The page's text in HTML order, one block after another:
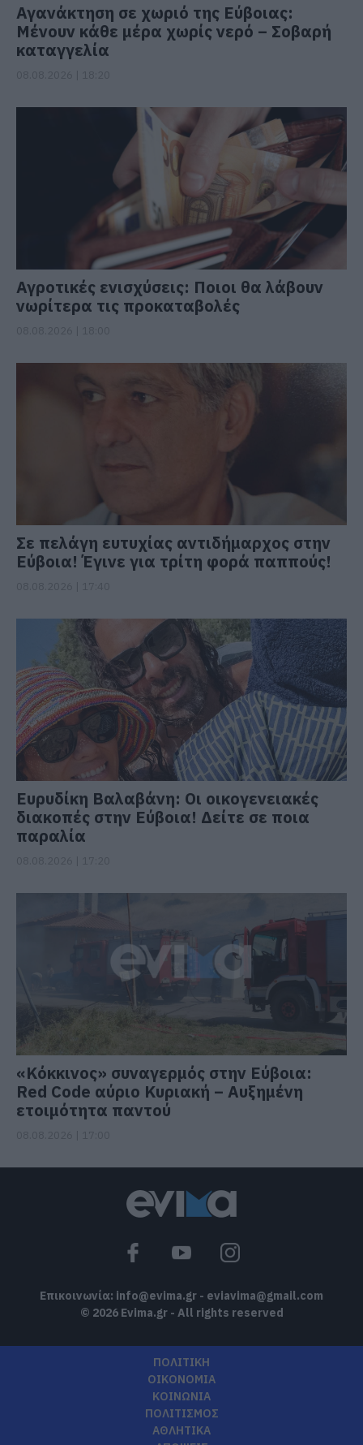
Αγανάκτηση σε χωριό της Εύβοιας:
Μένουν κάθε μέρα χωρίς νερό – Σοβαρή
καταγγελία
Αγροτικές ενισχύσεις: Ποιοι θα λάβουν
νωρίτερα τις προκαταβολές
Σε πελάγη ευτυχίας αντιδήμαρχος στην
Εύβοια! Έγινε για τρίτη φορά παππούς!
Ευρυδίκη Βαλαβάνη: Οι οικογενειακές
διακοπές στην Εύβοια! Δείτε σε ποια
παραλία
«Κόκκινος» συναγερμός στην Εύβοια:
Red Code αύριο Κυριακή – Αυξημένη
ετοιμότητα παντού
Επικοινωνία: info@evima.gr - eviavima@gmail.com
© 2026 Evima.gr - All rights reserved
ΠΟΛΙΤΙΚΗ
ΟΙΚΟΝΟΜΙΑ
ΚΟΙΝΩΝΙΑ
ΠΟΛΙΤΙΣΜΟΣ
ΑΘΛΗΤΙΚΑ